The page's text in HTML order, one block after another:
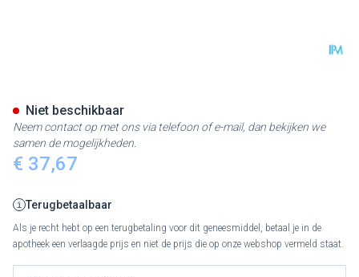
€ 37,67
Terugbetaalbaar
Als je recht hebt op een terugbetaling voor dit geneesmiddel, betaal je in de
apotheek een verlaagde prijs en niet de prijs die op onze webshop vermeld staat.
Niet beschikbaar
Neem contact op met ons via telefoon of e-mail, dan bekijken we
samen de mogelijkheden.